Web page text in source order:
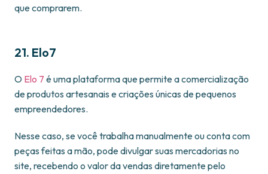
que comprarem.
21. Elo7
O Elo 7 é uma plataforma que permite a comercialização
de produtos artesanais e criações únicas de pequenos
empreendedores.
Nesse caso, se você trabalha manualmente ou conta com
peças feitas a mão, pode divulgar suas mercadorias no
site, recebendo o valor da vendas diretamente pelo